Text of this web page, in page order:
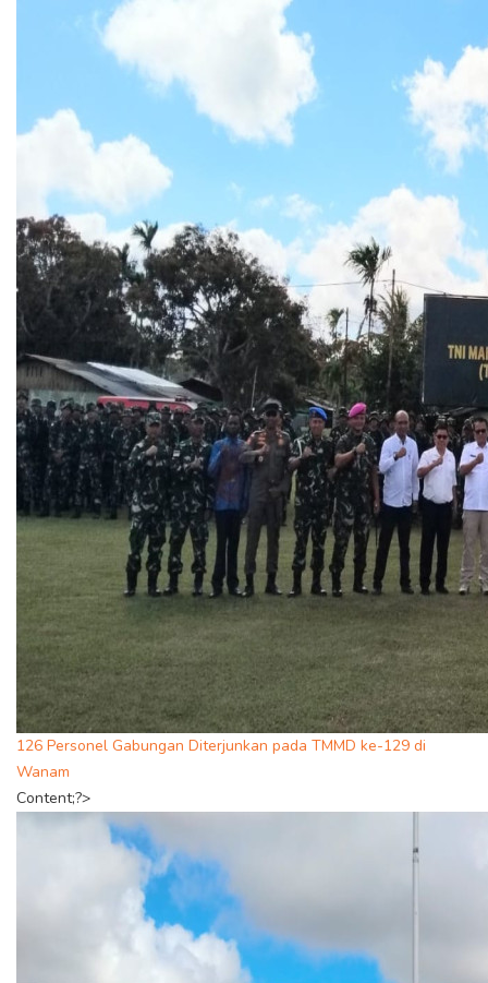
126 Personel Gabungan Diterjunkan pada TMMD ke-129 di
Wanam
Content;?>